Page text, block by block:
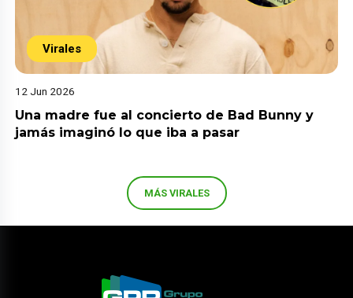
Virales
12 Jun 2026
Una madre fue al concierto de Bad Bunny y
jamás imaginó lo que iba a pasar
MÁS VIRALES